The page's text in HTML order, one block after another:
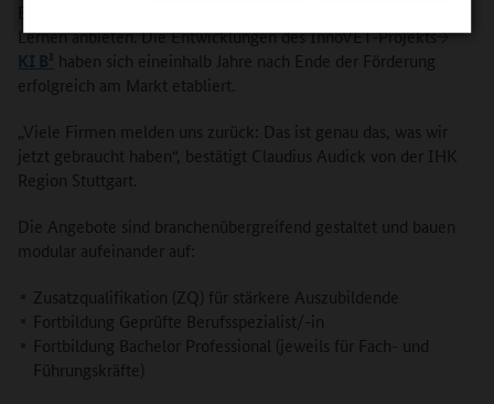
Lernen anbieten. Die Entwicklungen des InnoVET-Projekts
KI B³ haben sich eineinhalb Jahre nach Ende der Förderung
erfolgreich am Markt etabliert.
„Viele Firmen melden uns zurück: Das ist genau das, was wir
jetzt gebraucht haben“, bestätigt Claudius Audick von der IHK
Region Stuttgart.
Die Angebote sind branchenübergreifend gestaltet und bauen
modular aufeinander auf:
Zusatzqualifikation (ZQ) für stärkere Auszubildende
Fortbildung Geprüfte Berufsspezialist/-in
Fortbildung Bachelor Professional (jeweils für Fach- und
Führungskräfte)